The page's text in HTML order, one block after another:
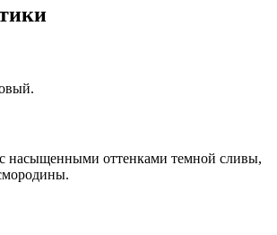
насыщенными оттенками темной сливы,